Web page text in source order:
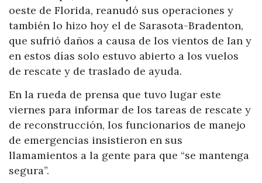
oeste de Florida, reanudó sus operaciones y
también lo hizo hoy el de Sarasota-Bradenton,
que sufrió daños a causa de los vientos de Ian y
en estos días solo estuvo abierto a los vuelos
de rescate y de traslado de ayuda.
En la rueda de prensa que tuvo lugar este
viernes para informar de los tareas de rescate y
de reconstrucción, los funcionarios de manejo
de emergencias insistieron en sus
llamamientos a la gente para que “se mantenga
segura”.